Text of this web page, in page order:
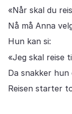
«Når skal du
Nå må Anna
Hun kan si:
«Jeg skal reise
Da snakker
Reisen starter